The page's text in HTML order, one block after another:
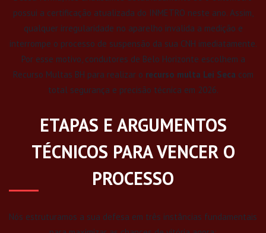
possui a certificação atualizada do INMETRO neste ano. Assim,
qualquer irregularidade no aparelho invalida a medição e
interrompe o processo de suspensão da sua CNH imediatamente.
Por esse motivo, condutores de Belo Horizonte escolhem a
Recurso Multas BH para realizar o recurso multa Lei Seca com
total segurança e precisão técnica em 2026.
ETAPAS E ARGUMENTOS
TÉCNICOS PARA VENCER O
PROCESSO
Nós estruturamos a sua defesa em três instâncias fundamentais